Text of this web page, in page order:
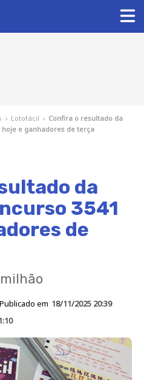
› Lotofácil › Confira o resultado da
hoje e ganhadores de terça
da
3541
de
Publicado em 18/11/2025 20:39